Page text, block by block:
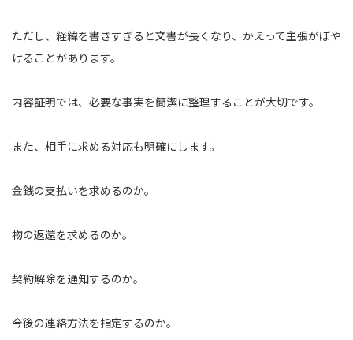
ただし、経緯を書きすぎると文書が長くなり、かえって主張がぼや
けることがあります。
内容証明では、必要な事実を簡潔に整理することが大切です。
また、相手に求める対応も明確にします。
金銭の支払いを求めるのか。
物の返還を求めるのか。
契約解除を通知するのか。
今後の連絡方法を指定するのか。